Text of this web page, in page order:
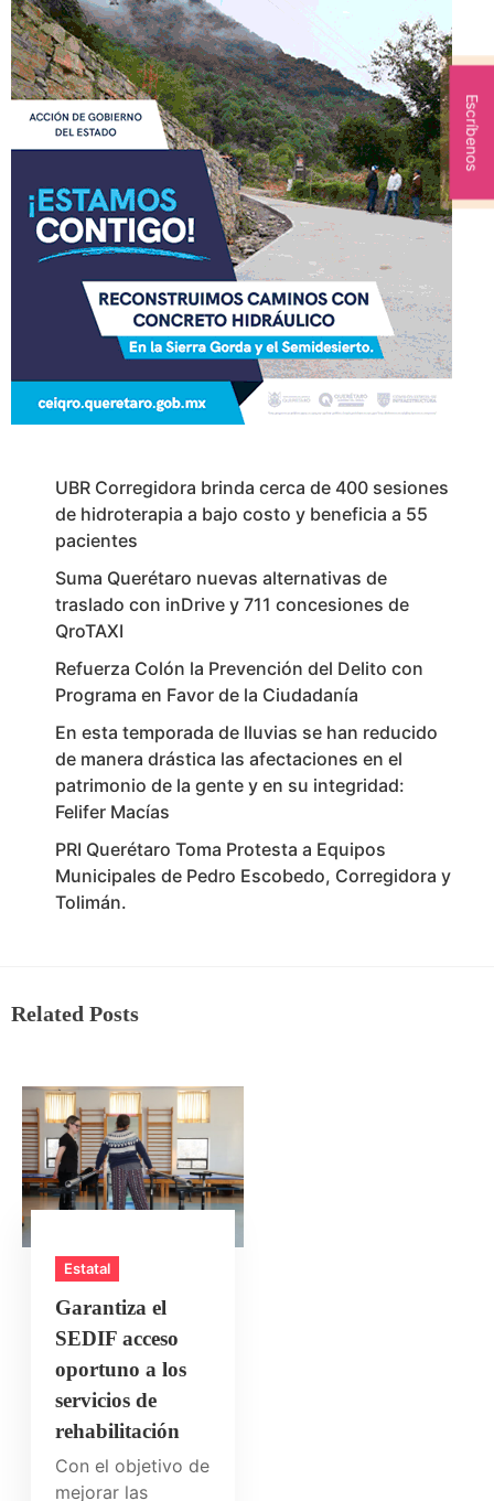
UBR Corregidora brinda cerca de 400 sesiones
de hidroterapia a bajo costo y beneficia a 55
pacientes
Suma Querétaro nuevas alternativas de
traslado con inDrive y 711 concesiones de
QroTAXI
Refuerza Colón la Prevención del Delito con
Programa en Favor de la Ciudadanía
En esta temporada de lluvias se han reducido
de manera drástica las afectaciones en el
patrimonio de la gente y en su integridad:
Felifer Macías
PRI Querétaro Toma Protesta a Equipos
Municipales de Pedro Escobedo, Corregidora y
Tolimán.
Related Posts
Estatal
Garantiza el
SEDIF acceso
oportuno a los
servicios de
rehabilitación
Con el objetivo de
mejorar las
Escríbenos